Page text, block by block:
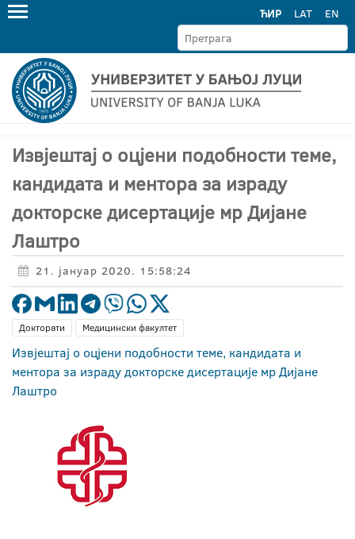
ЋИР LAT EN
Извјештај о оцјени подобности теме,
кандидата и ментора за израду
докторске дисертације мр Дијане
Лаштро
21. јануар 2020. 15:58:24
Докторати Медицински факултет
Извјештај о оцјени подобности теме, кандидата и
ментора за израду докторске дисертације мр Дијане
Лаштро